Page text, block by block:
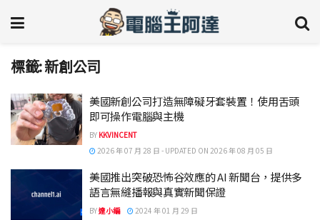
標籤:新創公司
美國新創公司打造無障礙牙套裝置！使用舌頭
即可操作電腦與主機
BY KKVINCENT
2026 年 07 月 28 日 - UPDATED ON 2026 年 08 月 05 日
美國推出突破恐怖谷效應的 AI 新聞台，提供多
語言無縫播報與真實新聞保證
BY達小編 2024 年 01 月 29 日